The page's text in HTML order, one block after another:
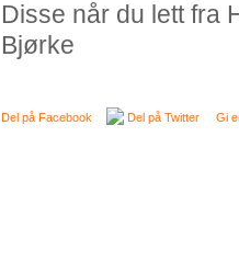
Disse når du lett fra
Bjørke
Del på Facebook Del på Twitter Gi